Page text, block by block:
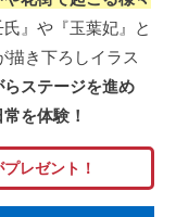
』や『玉葉妃』と
描き下ろしイラス
ステージを進め
を体験！
レゼント！